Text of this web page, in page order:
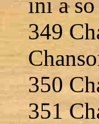
349
350
351